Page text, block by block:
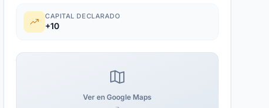
CAPITAL DECLARADO
+10
Ver en Google Maps